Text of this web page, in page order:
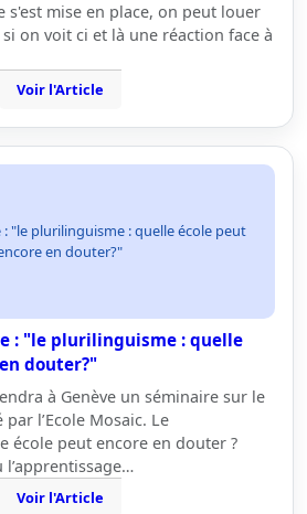
s'est mise en place, on peut louer
on voit ci et là une réaction face à
Voir l'Article
: "le plurilinguisme : quelle école peut
en douter?"
: "le plurilinguisme : quelle
douter?"
à Genève un séminaire sur le
l’Ecole Mosaic. Le
école peut encore en douter ?
Voir l'Article